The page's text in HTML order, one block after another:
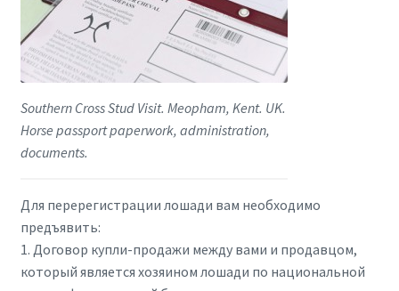
Southern Cross Stud Visit. Meopham, Kent. UK.
Horse passport paperwork, administration,
documents.
Для перерегистрации лошади вам необходимо
предъявить:
1. Договор купли-продажи между вами и продавцом,
который является хозяином лошади по национальной